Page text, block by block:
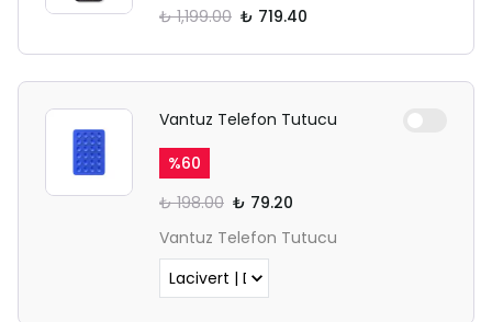
₺ 1,199.00 ₺ 719.40
Vantuz Telefon Tutucu
%60
₺ 198.00 ₺ 79.20
Vantuz Telefon Tutucu